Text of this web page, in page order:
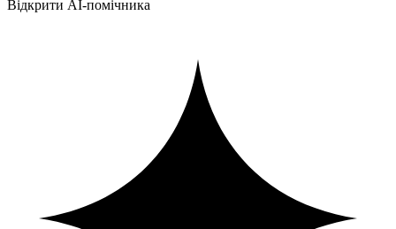
Відкрити AI-помічника